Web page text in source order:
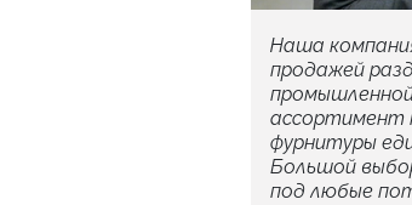
Наша
продажей
ассортимент
фурнитуры
Большой
под любые